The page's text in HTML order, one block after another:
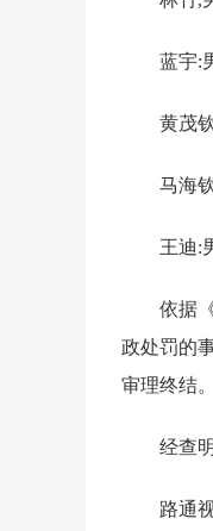
蓝宇:
黄茂
马海
王迪:
依据
政处罚的
审理终结。
经查
路通